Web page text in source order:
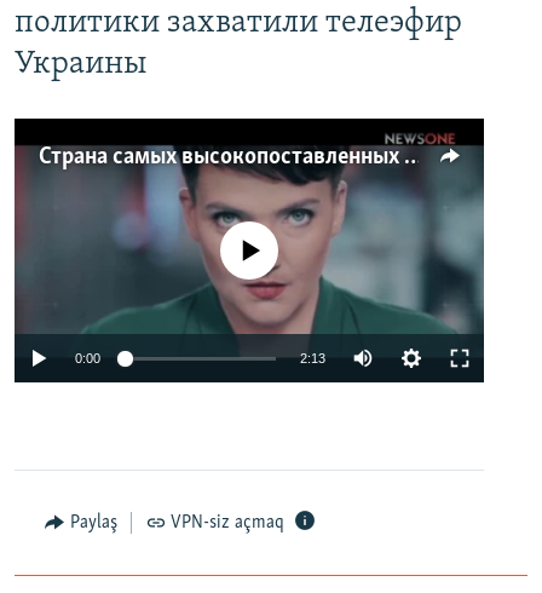
политики захватили телеэфир
Украины
Страна самых высокопоставленных телеведущих. Почему политики захватили телеэфир Украины
No media source currently available
0:00 2:13
Paylaş VPN-siz açmaq